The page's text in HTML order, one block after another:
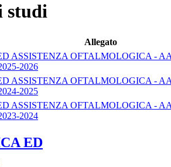
studi
Allegato
ASSISTENZA OFTALMOLOGICA -
2026
ASSISTENZA OFTALMOLOGICA -
2025
ASSISTENZA OFTALMOLOGICA -
2024
ED